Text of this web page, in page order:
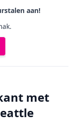
aan!
met